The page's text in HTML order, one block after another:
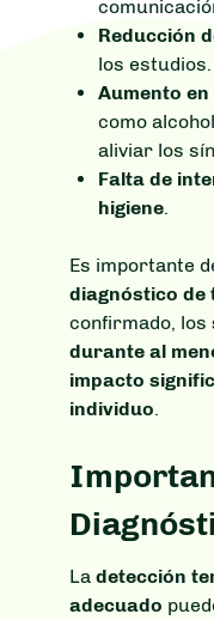
Reducción
los estudios.
Aumento
como
aliviar los
Falta de
higiene.
Es importante
diagnóstico
confirmado, los
durante al
impacto
individuo.
La detección
adecuado